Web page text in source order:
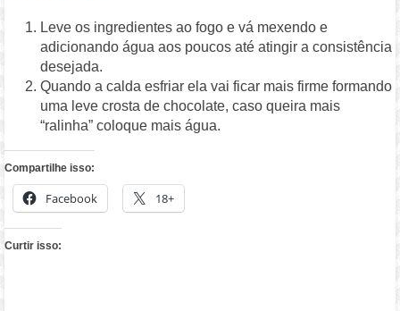
Leve os ingredientes ao fogo e vá mexendo e
adicionando água aos poucos até atingir a consistência
desejada.
Quando a calda esfriar ela vai ficar mais firme formando
uma leve crosta de chocolate, caso queira mais
“ralinha” coloque mais água.
Compartilhe isso:
Facebook 18+
Curtir isso: